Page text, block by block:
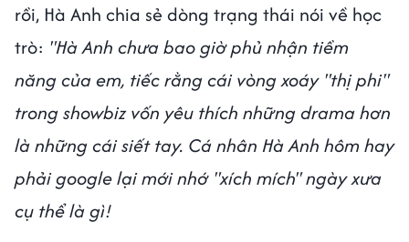
rồi, Hà Anh chia sẻ dòng trạng thái nói về học
trò: "Hà Anh chưa bao giờ phủ nhận tiềm
năng của em, tiếc rằng cái vòng xoáy "thị phi"
trong showbiz vốn yêu thích những drama hơn
là những cái siết tay. Cá nhân Hà Anh hôm hay
phải google lại mới nhớ "xích mích" ngày xưa
cụ thể là gì!